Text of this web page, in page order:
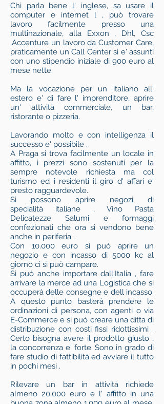
Chi parla bene l' inglese, sa usare il
computer e internet l , può trovare
lavoro facilmente presso una
multinazionale, alla Exxon , Dhl, Csc
,Accenture un lavoro da Customer Care,
praticamente un Call Center si e' assunti
con uno stipendio iniziale di 900 euro al
mese nette.
Ma la vocazione per un italiano all'
estero e' di fare l' imprenditore, aprire
un' attività commerciale, un bar,
ristorante o pizzeria.
Lavorando molto e con intelligenza il
successo e' possibile .
A Praga si trova facilmente un locale in
affitto, i prezzi sono sostenuti per la
sempre notevole richiesta ma col
turismo ed i residenti il giro d' affari e'
presto ragguardevole.
Si possono aprire negozi di
specialità italiane , Vino Pasta
Delicatezze Salumi e formaggi
confezionati che ora si vendono bene
anche in periferia .
Con 10.000 euro si può aprire un
negozio e con incasso di 5000 kc al
giorno ci si può campare.
Si può anche importare dall'Italia , fare
arrivare la merce ad una Logistica che si
occuperà delle consegne e dell incasso.
A questo punto basterà prendere le
ordinazioni di persona, con agenti o via
E-Commerce e si può creare una ditta di
distribuzione con costi fissi ridottissimi .
Certo bisogna avere il prodotto giusto ,
la concorrenza e' forte. Sono in grado di
fare studio di fattibilità ed avviare il tutto
in pochi mesi .
Rilevare un bar in attività richiede
almeno 20.000 euro e l' affitto in una